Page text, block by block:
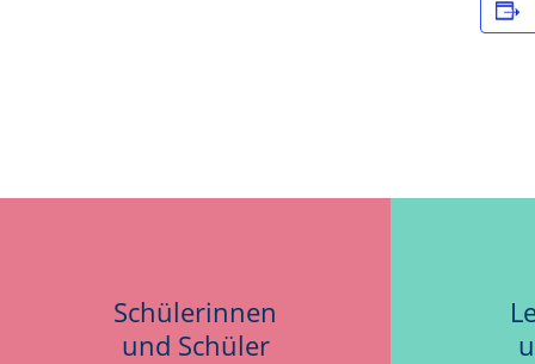
Schülerinnen
und Schüler